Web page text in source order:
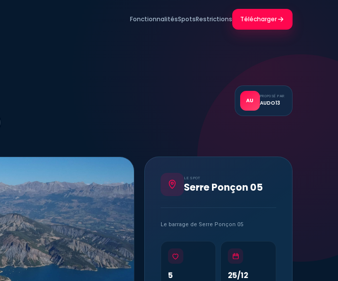
FonctionnalitésSpotsRestrictions Télécharger
AU
PROPOSÉ PAR
AUDO13
LE SPOT
Serre Ponçon 05
Le barrage de Serre Ponçon 05
5 25/12